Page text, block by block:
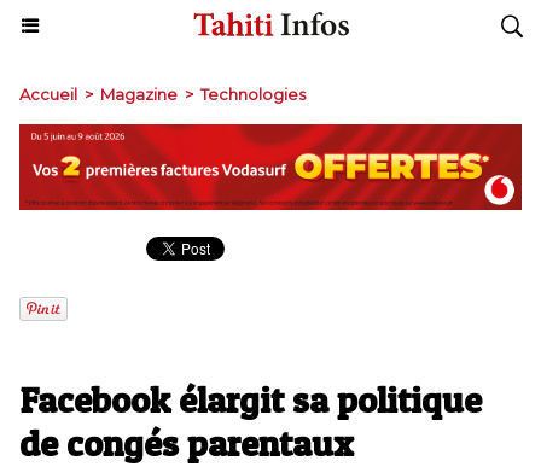
Accueil > Magazine > Technologies
Facebook élargit sa politique
de congés parentaux